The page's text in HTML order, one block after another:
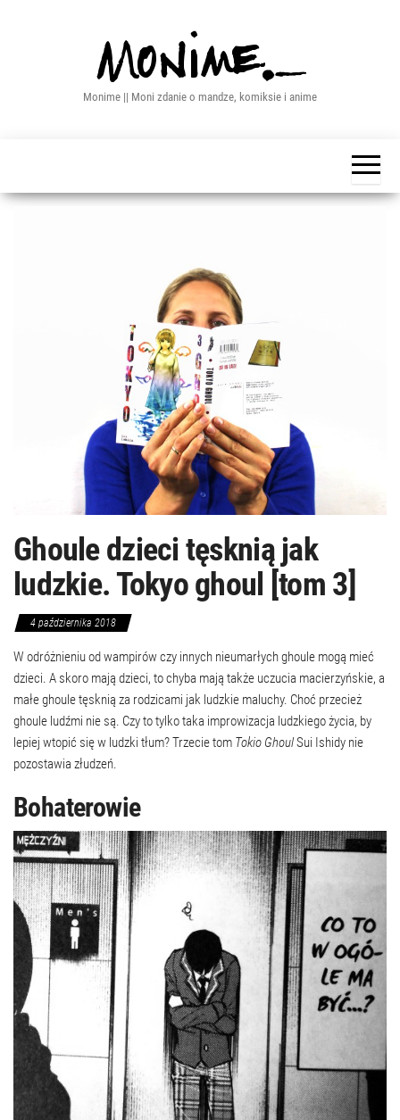
Monime || Moni zdanie o mandze, komiksie i anime
Ghoule dzieci tęsknią jak
ludzkie. Tokyo ghoul [tom 3]
4 października 2018
W odróżnieniu od wampirów czy innych nieumarłych ghoule mogą mieć
dzieci. A skoro mają dzieci, to chyba mają także uczucia macierzyńskie, a
małe ghoule tęsknią za rodzicami jak ludzkie maluchy. Choć przecież
ghoule ludźmi nie są. Czy to tylko taka improwizacja ludzkiego życia, by
lepiej wtopić się w ludzki tłum? Trzecie tom Tokio GhoulSui Ishidy nie
pozostawia złudzeń.
Bohaterowie